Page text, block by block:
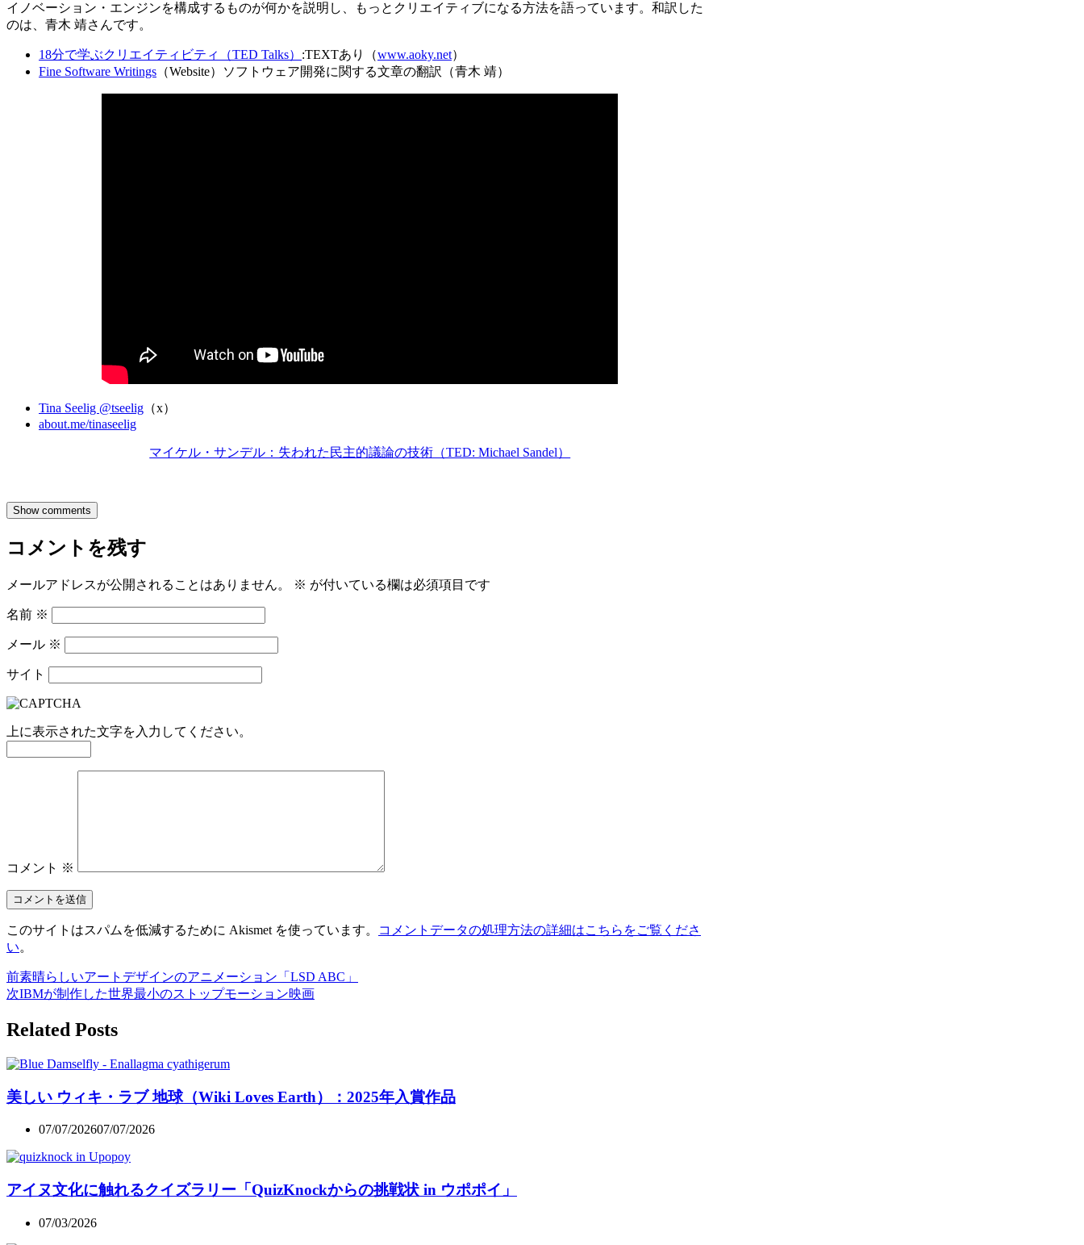
イ­ノベーション・エンジンを構成するものが何かを説明し、もっとクリエイティブになる方­法を語っています。和訳した
のは、青木 靖さんです。
18分で学ぶクリエイティビティ（TED Talks） :TEXTあり（www.aoky.net）
Fine Software Writings （Website）ソフトウェア開発に関する文章の翻訳（青木 靖）
Tina Seelig @tseelig （x）
about.me/tinaseelig
マイケル・サンデル：失われた民主的議論の技術（TED: Michael Sandel）
Show comments
コメントを残す
メールアドレスが公開されることはありません。 ※ が付いている欄は必須項目です
名前 ※
メール ※
サイト
上に表示された文字を入力してください。
コメント ※
このサイトはスパムを低減するために Akismet を使っています。
コメントデータの処理方法の詳細はこちらをご覧くださ
い。
前素晴らしいアートデザインのアニメーション「LSD ABC」
次IBMが制作した世界最小のストップモーション映画
Related Posts
美しい ウィキ・ラブ 地球（Wiki Loves Earth）：2025年入賞作品
07/07/202607/07/2026
アイヌ文化に触れるクイズラリー「QuizKnockからの挑戦状 in ウポポイ」
07/03/2026